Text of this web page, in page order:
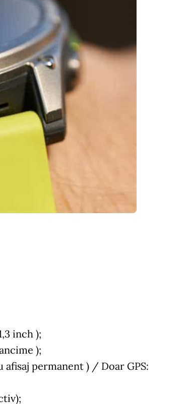
inch );
);
afisaj permanent ) / Doar GPS: